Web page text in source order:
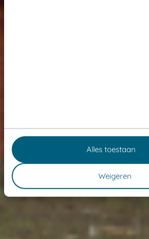
Alles toestaan
Weigeren